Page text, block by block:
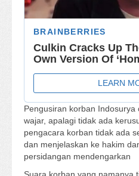
Pengusiran korban
wajar, apalagi tidak ada
pengacara korban tidak ada
dan menjelaskan ke hakim
persidangan mendengarkan